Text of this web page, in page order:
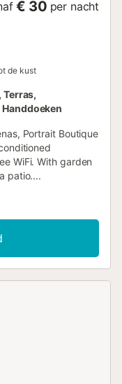
€ 30 per nacht
de kust
Portrait Boutique
WiFi. With garden
patio....